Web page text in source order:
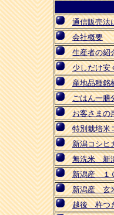
通信販売法
会社概要
生産者の紹
少しだけ安
産地品種銘
ごはん一膳
お客さまの
特別栽培米
新潟コシヒ
無洗米 新
新潟産 １
新潟産 玄
越後 杵つ